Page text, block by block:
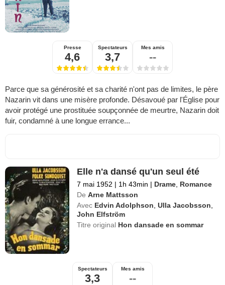
Presse
4,6
Spectateurs
3,7
Mes amis
--
Parce que sa générosité et sa charité n'ont pas de limites, le père
Nazarin vit dans une misère profonde. Désavoué par l'Église pour
avoir protégé une prostituée soupçonnée de meurtre, Nazarin doit
fuir, condamné à une longue errance...
Elle n'a dansé qu'un seul été
7 mai 1952 | 1h 43min | Drame Romance
De Arne Mattsson
Avec Edvin Adolphson ,Ulla Jacobsson
John Elfström
Titre original Hon dansade en sommar
Spectateurs
3,3
Mes amis
--